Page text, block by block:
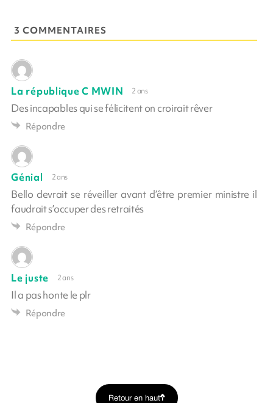
3 COMMENTAIRES
La république C MWIN 2 ans
Des incapables qui se félicitent on croirait rêver
Répondre
Génial 2 ans
Bello devrait se réveiller avant d’être premier ministre il
faudrait s’occuper des retraités
Répondre
Le juste 2 ans
Il a pas honte le plr
Répondre
Retour en haut